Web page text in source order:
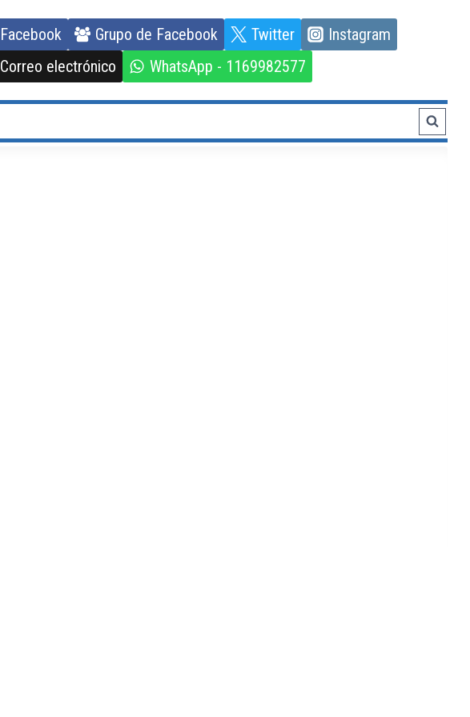
Facebook Grupo de Facebook Twitter
Instagram
Correo electrónico
WhatsApp - 1169982577